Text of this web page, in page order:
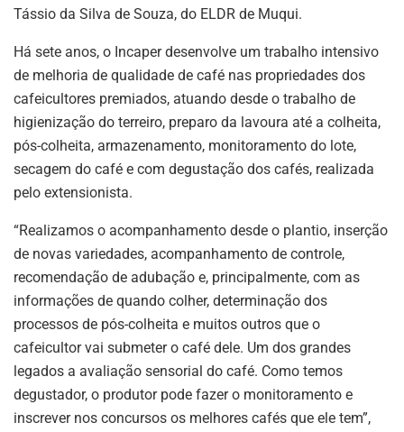
Tássio da Silva de Souza, do ELDR de Muqui.
Há sete anos, o Incaper desenvolve um trabalho intensivo
de melhoria de qualidade de café nas propriedades dos
cafeicultores premiados, atuando desde o trabalho de
higienização do terreiro, preparo da lavoura até a colheita,
pós-colheita, armazenamento, monitoramento do lote,
secagem do café e com degustação dos cafés, realizada
pelo extensionista.
“Realizamos o acompanhamento desde o plantio, inserção
de novas variedades, acompanhamento de controle,
recomendação de adubação e, principalmente, com as
informações de quando colher, determinação dos
processos de pós-colheita e muitos outros que o
cafeicultor vai submeter o café dele. Um dos grandes
legados a avaliação sensorial do café. Como temos
degustador, o produtor pode fazer o monitoramento e
inscrever nos concursos os melhores cafés que ele tem”,